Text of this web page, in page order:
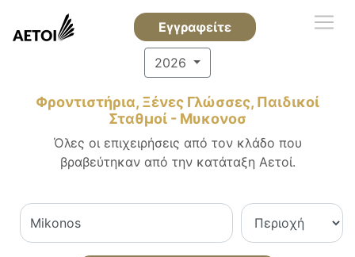
Εγγραφείτε
2026
Φροντιστήρια, Ξένες Γλώσσες, Παιδικοί
Σταθμοί - Μυκονοσ
Όλες οι επιχειρήσεις από τον κλάδο που
βραβεύτηκαν από την κατάταξη Αετοί.